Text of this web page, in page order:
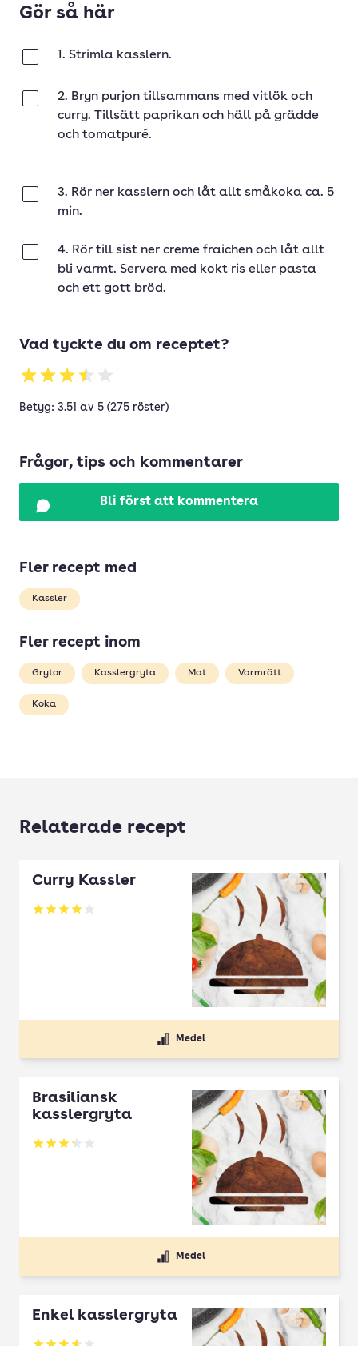
Gör så här
1. Strimla kasslern.
2. Bryn purjon tillsammans med vitlök och
curry. Tillsätt paprikan och häll på grädde
och tomatpuré.
3. Rör ner kasslern och låt allt småkoka ca. 5
min.
4. Rör till sist ner creme fraichen och låt allt
bli varmt. Servera med kokt ris eller pasta
och ett gott bröd.
Vad tyckte du om receptet?
Betyg: 3.51 av 5 (275 röster)
Frågor, tips och kommentarer
Bli först att kommentera
Fler recept med
Kassler
Fler recept inom
Grytor Kasslergryta Mat Varmrätt
Koka
Relaterade recept
Curry Kassler
Betyg: 3.94 av 5
Medel
Brasiliansk
kasslergryta
Betyg: 3.27 av 5
Medel
Enkel kasslergryta